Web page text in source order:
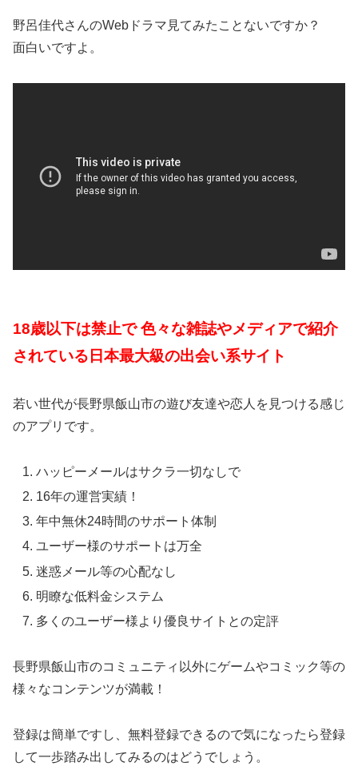
野呂佳代さんのWebドラマ見てみたことないですか？
面白いですよ。
18歳以下は禁止で 色々な雑誌やメディアで紹介
されている日本最大級の出会い系サイト
若い世代が長野県飯山市の遊び友達や恋人を見つける感じ
のアプリです。
ハッピーメールはサクラ一切なしで
16年の運営実績！
年中無休24時間のサポート体制
ユーザー様のサポートは万全
迷惑メール等の心配なし
明瞭な低料金システム
多くのユーザー様より優良サイトとの定評
長野県飯山市のコミュニティ以外にゲームやコミック等の
様々なコンテンツが満載！
登録は簡単ですし、無料登録できるので気になったら登録
して一歩踏み出してみるのはどうでしょう。